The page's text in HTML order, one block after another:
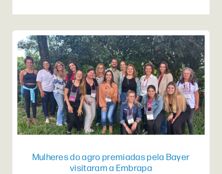
Mulheres do agro premiadas pela Bayer
visitaram a Embrapa